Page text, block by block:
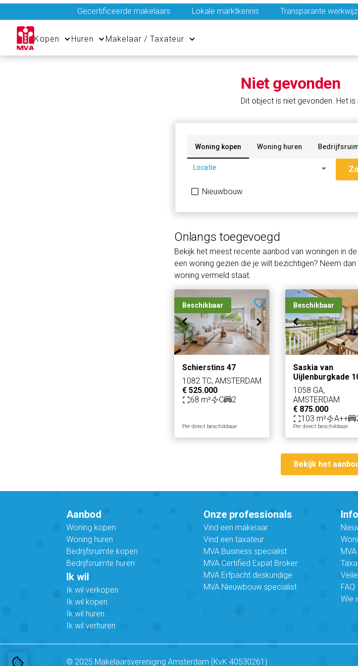
Gecertificeerde makelaars Lokale marktkennis Transparante
Kopen Huren Makelaar / Taxateur
Niet gevonden
Dit object is niet gevonden. Het
Woning kopen Woning huren
Locatie arrow_drop_down
Nieuwbouw
Onlangs toegevoegd
Bekijk het meest recente aanbod van woningen in
een woning gezien die je wilt bezichtigen? Neem
woning vermeld staat.
Beschikbaar
Schierstins 47
1082 TC, AMSTERDAM
€ 525.000
68 m²
C 2
Per direct beschikbaar
Beschikbaar
Saskia van
Uijlenburgkade
1058 GA,
AMSTERDAM
€ 875.000
103 m²
A++
Per direct beschikbaar
Bekijk het
Aanbod
Woning kopen
Woning huren
Bedrijfsruimte kopen
Bedrijfsruimte huren
Ik wil
Ik wil verkopen
Ik wil kopen
Ik wil huren
Ik wil verhuren
Onze professionals
Vind een makelaar
Vind een taxateur
MVA Business specialist
MVA Certified Expat Broker
MVA Erfpacht deskundige
MVA Nieuwbouw specialist
FAQ
Wie
© 2025 Makelaarsvereniging Amsterdam (KvK 40530261)